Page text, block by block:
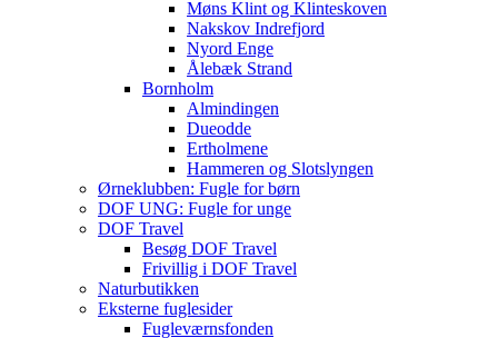
Møns Klint og Klinteskoven
Nakskov Indrefjord
Nyord Enge
Ålebæk Strand
Bornholm
Almindingen
Dueodde
Ertholmene
Hammeren og Slotslyngen
Ørneklubben: Fugle for børn
DOF UNG: Fugle for unge
DOF Travel
Besøg DOF Travel
Frivillig i DOF Travel
Naturbutikken
Eksterne fuglesider
Fugleværnsfonden